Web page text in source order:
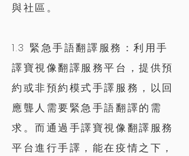
與社區。
1.3 緊急手語翻譯服務：利用手
譯寶視像翻譯服務平台，提供預
約或非預約模式手譯服務，以回
應聾人需要緊急手語翻譯的需
求。而通過手譯寶視像翻譯服務
平台進行手譯，能在疫情之下，